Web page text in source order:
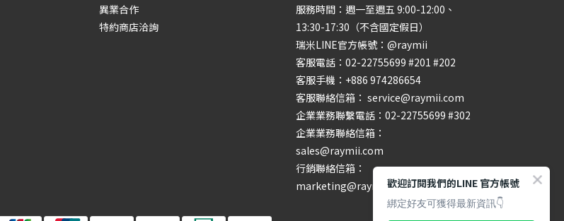
異業合作
特約商店洽詢
服務時間：週一至週五 9:00-12:00、
13:30-17:30（不含國定假日）
瑞米LINE官方帳號：@raymii
客服電話：02-22755699 #201 #202
客服手機：+886 974286654
客服聯絡信箱： service@raymii.com
企業業務聯繫電話：02-22755699 #302
企業業務聯絡信箱：
sales@raymii.com
行銷聯絡信箱：
marketing@raymii.com歡迎訂閱我們的LINE 官方帳號
綁定好友可獲得最新資訊👇